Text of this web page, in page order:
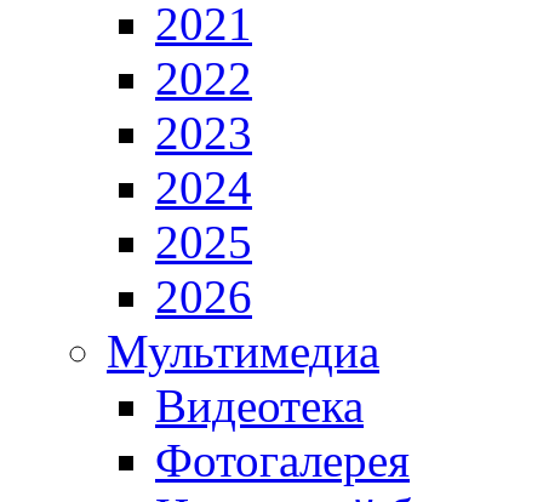
2021
2022
2023
2024
2025
2026
Мультимедиа
Видеотека
Фотогалерея